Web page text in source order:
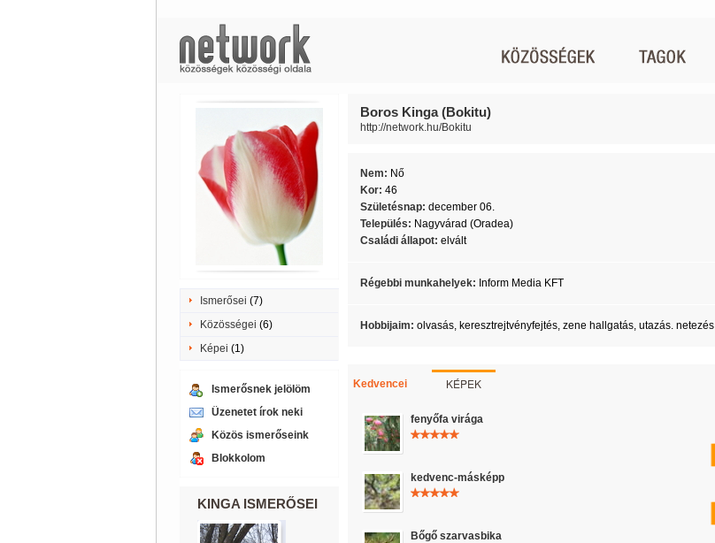
Ismerősei (7)
Közösségei (6)
Képei (1)
Ismerősnek jelölöm
Üzenetet írok neki
Közös ismerőseink
Blokkolom
KINGA ISMERŐSEI
Boros Kinga (Bokitu)
http://network.hu/Bokitu
Nem: Nő
Kor: 46
Születésnap: december 06.
Település: Nagyvárad (Oradea)
Családi állapot: elvált
Régebbi munkahelyek: Inform Media KFT
Hobbijaim: olvasás, keresztrejtvényfejtés, zene hallgatás, utazás. netezés
Kedvencei KÉPEK
fenyőfa virága
kedvenc-másképp
Bőgő szarvasbika